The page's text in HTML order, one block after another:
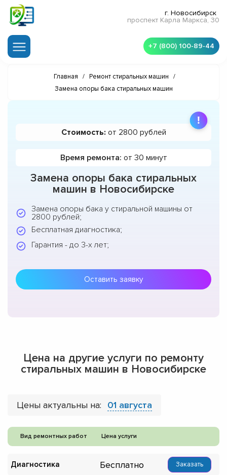
г. Новосибирск
проспект Карла Маркса, 30
+7 (800) 100-89-44
Главная / Ремонт стиральных машин
/
Замена опоры бака стиральных машин
Замена опоры бака стиральных
машин в Новосибирске
Замена опоры бака у стиральной машины от
2800 рублей;
Бесплатная диагностика;
Гарантия - до 3-х лет;
Оставить заявку
Стоимость: от 2800 рублей
Время ремонта: от 30 минут
Цена на другие услуги по ремонту
стиральных машин в Новосибирске
Цены актуальны на: 01 августа
Вид ремонтных работ Цена услуги
Диагностика Бесплатно Заказать